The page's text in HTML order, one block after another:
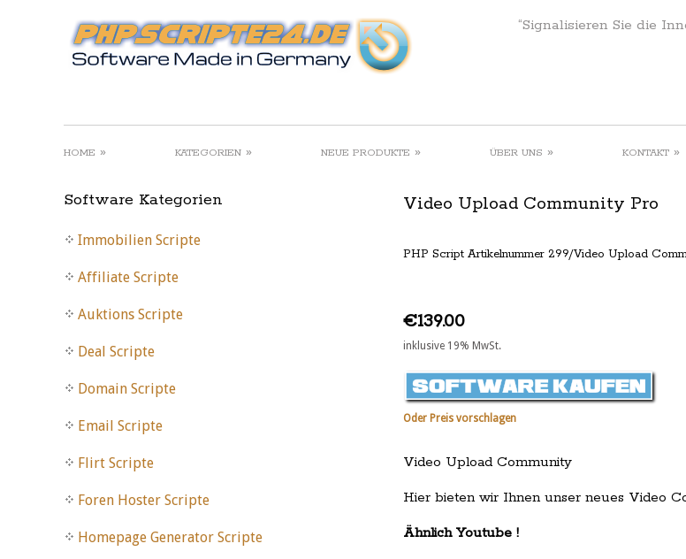
“Signalisieren Sie die
HOME » KATEGORIEN » NEUE PRODUKTE » ÜBER UNS » KONTAKT »
Video Upload Community Pro
PHP Script Artikelnummer 299/Video Upload
€139.00
inklusive 19% MwSt.
Oder Preis vorschlagen
Video Upload Community
Hier bieten wir Ihnen unser neues Video
Ähnlich Youtube !
Software Kategorien
Immobilien Scripte
Affiliate Scripte
Auktions Scripte
Deal Scripte
Domain Scripte
Email Scripte
Flirt Scripte
Foren Hoster Scripte
Homepage Generator Scripte